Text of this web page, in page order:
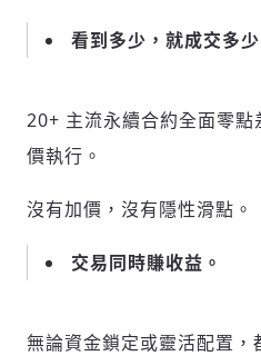
看到多少，就成交多少
20+ 主流永續合約全面零
價執行。
沒有加價，沒有隱性滑點。
交易同時賺收益。
無論資金鎖定或靈活配置，